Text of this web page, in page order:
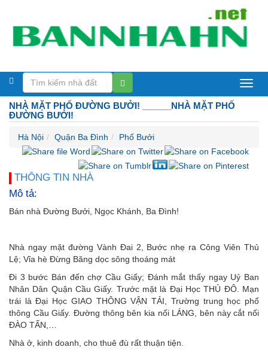
Bán
Nội
NHÀ MẶT PHỐ ĐƯỜNG BƯỞI! ______NHÀ MẶT PHỐ
ĐƯỜNG BƯỞI!
Hà Nội Quận Ba Đình Phố Bưởi
THÔNG TIN NHÀ
Mô tả:
Bán nhà Đường Bưởi, Ngọc Khánh, Ba Đình!
Nhà ngay mặt đường Vành Đai 2, Bước nhẹ ra Công Viên Thủ
Lệ; Vỉa hè Đừng Băng dọc sông thoáng mát
Đi 3 bước Bán đến chợ Cầu Giấy; Đánh mắt thấy ngay Uỷ Ban
Nhân Dân Quận Cầu Giấy. Trước mặt là Đại Học THỦ ĐÔ. Mạn
trái là Đại Học GIAO THÔNG VẬN TẢI, Trường trung học phổ
thông Cầu Giấy. Đường thông bên kia nối LÁNG, bên này cắt nối
ĐÀO TẤN,…
Nhà ở, kinh doanh, cho thuê đù rất thuận tiện.